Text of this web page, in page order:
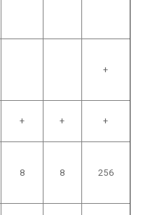
+
+ + +
8 8 256